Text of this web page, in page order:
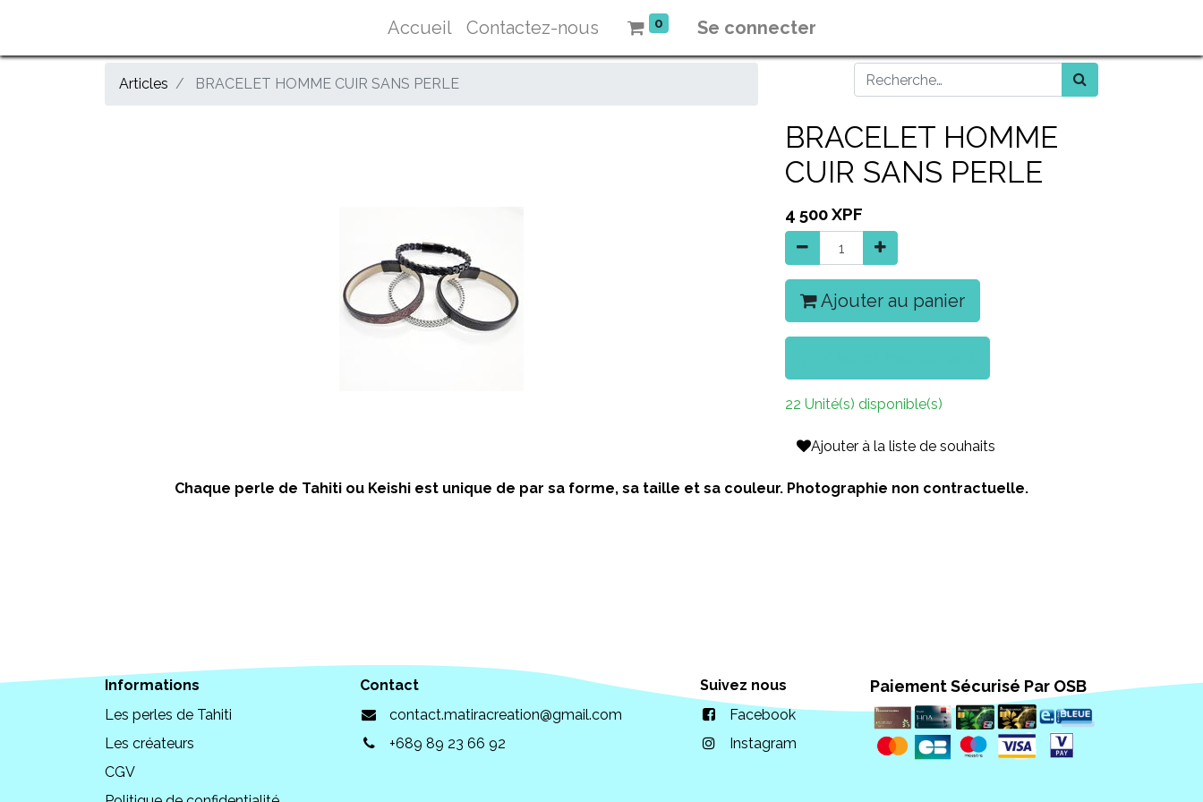
Accueil Contactez-nous 0 Se connecter
Articles BRACELET HOMME CUIR SANS PERLE
BRACELET HOMME
CUIR SANS PERLE
4 500XPF
Ajouter au panier
22 Unité(s) disponible(s)
Ajouter à la liste de souhaits
Chaque perle de Tahiti ou Keishi est unique de par sa forme, sa taille et sa couleur. Photographie non contractuelle.
Informations
Les perles de Tahiti
Les créateurs
CGV
Contact
contact.matiracreation@gmail.com
+689 89 23 66 92
Suivez nous
Facebook
Instagram
Paiement Sécurisé Par OSB